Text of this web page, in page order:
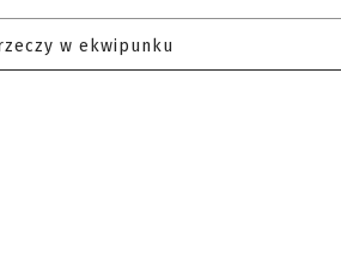
w ekwipunku